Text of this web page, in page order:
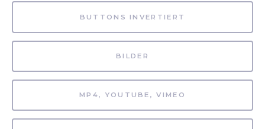
BUTTONS INVERTIERT
BILDER
MP4, YOUTUBE, VIMEO